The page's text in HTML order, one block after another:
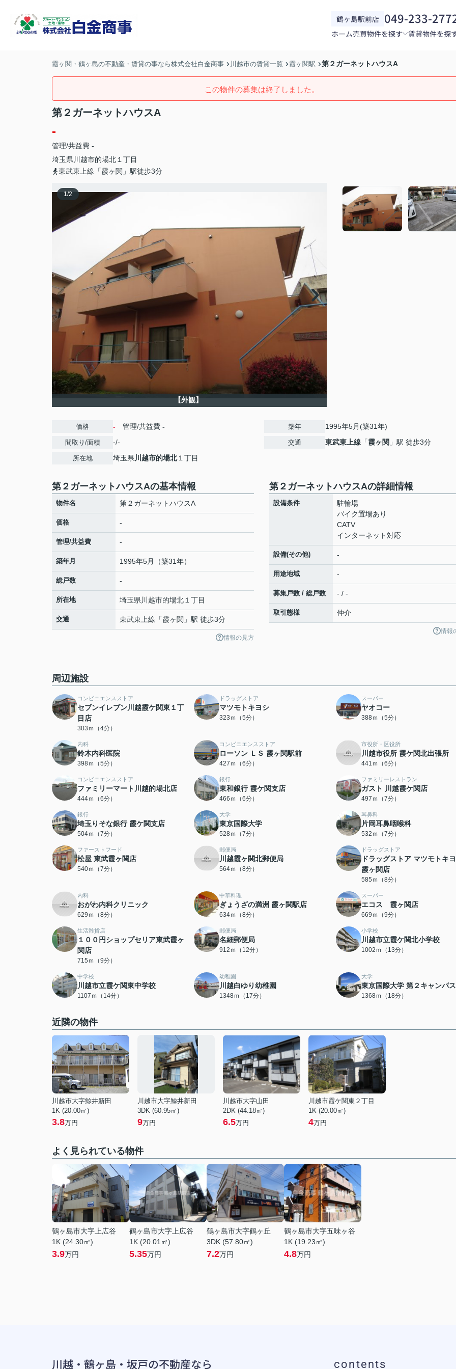
鶴ヶ島駅前店 049-233-
ホーム売買物件を探す 賃貸物件を探
霞ヶ関・鶴ヶ島の不動産・賃貸の事なら株式会社白金商事 川越市の賃貸一覧 霞ヶ関駅 第２ガーネットハウスA
この物件の募集は終了しました。
第２ガーネットハウスA
-
管理/共益費 -
埼玉県 川越市的場北 １丁目
東武東上線「霞ヶ関」駅徒歩3分
1/2
【外観】
価格 - 管理/共益費 -
間取り/面積 -/-
所在地 埼玉県川越市的場北１丁目
築年 1995年5月(築31年)
交通 東武東上線 「霞ヶ関 」駅 徒歩3分
第２ガーネットハウスAの基本情報
物件名 第２ガーネットハウスA
価格 -
管理/共益費 -
築年月 1995年5月（築31年）
総戸数 -
所在地 埼玉県 川越市的場北 １丁目
交通 東武東上線 「霞ヶ関 」駅 徒歩3分
情報の見方
第２ガーネットハウスAの詳細情報
設備条件
駐輪場
バイク置場あり
CATV
インターネット対応
設備(その他) -
用途地域 -
募集戸数 / 総戸数 - / -
取引態様 仲介
情報
周辺施設
コンビニエンスストア
セブンイレブン川越霞ケ関東１丁
目店
303ｍ（4分）
ドラッグストア
マツモトキヨシ
323ｍ（5分）
スーパー
ヤオコー
388ｍ（5分）
内科
鈴木内科医院
398ｍ（5分）
コンビニエンスストア
ローソン ＬＳ 霞ヶ関駅前
427ｍ（6分）
市役所・区役所
川越市役所 霞ケ関北出張所
441ｍ（6分）
コンビニエンスストア
ファミリーマート川越的場北店
444ｍ（6分）
銀行
東和銀行 霞ケ関支店
466ｍ（6分）
ファミリーレストラン
ガスト 川越霞ケ関店
497ｍ（7分）
銀行
埼玉りそな銀行 霞ケ関支店
504ｍ（7分）
大学
東京国際大学
528ｍ（7分）
耳鼻科
片岡耳鼻咽喉科
532ｍ（7分）
ファーストフード
松屋 東武霞ヶ関店
540ｍ（7分）
郵便局
川越霞ヶ関北郵便局
564ｍ（8分）
ドラッグストア
ドラッグストア マツモトキ
霞ヶ関店
585ｍ（8分）
内科
おがわ内科クリニック
629ｍ（8分）
中華料理
ぎょうざの満洲 霞ヶ関駅店
634ｍ（8分）
スーパー
エコス 霞ヶ関店
669ｍ（9分）
生活雑貨店
１００円ショップセリア東武霞ヶ
関店
715ｍ（9分）
郵便局
名細郵便局
912ｍ（12分）
小学校
川越市立霞ケ関北小学校
1002ｍ（13分）
中学校
川越市立霞ケ関東中学校
1107ｍ（14分）
幼稚園
川越白ゆり幼稚園
1348ｍ（17分）
大学
東京国際大学 第２キャンパス
1368ｍ（18分）
近隣の物件
川越市大字鯨井新田
1K (20.00㎡)
3.8万円
川越市大字鯨井新田
3DK (60.95㎡)
9万円
川越市大字山田
2DK (44.18㎡)
6.5万円
川越市霞ケ関東２丁目
1K (20.00㎡)
4万円
よく見られている物件
鶴ヶ島市大字上広谷
1K (24.30㎡)
3.9万円
鶴ヶ島市大字上広谷
1K (20.01㎡)
5.35万円
鶴ヶ島市大字鶴ヶ丘
3DK (57.80㎡)
7.2万円
鶴ヶ島市大字五味ヶ谷
1K (19.23㎡)
4.8万円
川越・鶴ヶ島・坂戸の不動産なら contents